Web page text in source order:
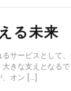
る未来
サービスとして
きな支えとなる
、オン […]